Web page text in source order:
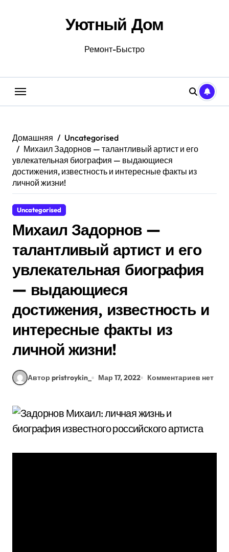
Уютный Дом
Ремонт-Быстро
Домашняя
Uncategorised
Михаил Задорнов — талантливый артист и его
увлекательная биография — выдающиеся
достижения, известность и интересные факты из
личной жизни!
Uncategorised
Михаил Задорнов —
талантливый артист и его
увлекательная биография
— выдающиеся
достижения, известность и
интересные факты из
личной жизни!
Автор pristroykin_ Мар 17, 2022 Комментариев нет